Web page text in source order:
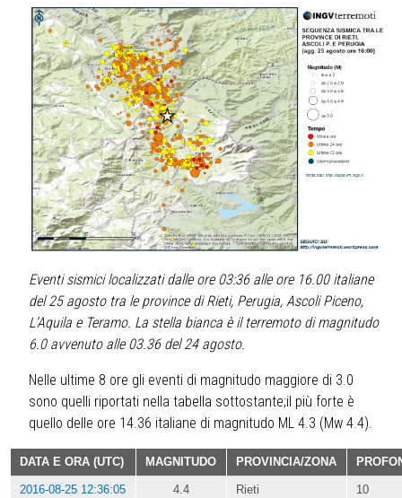
Eventi sismici localizzati dalle ore 03:36 alle ore 16.00 italiane
del 25 agosto tra le province di Rieti, Perugia, Ascoli Piceno,
L’Aquila e Teramo. La stella bianca è il terremoto di magnitudo
6.0 avvenuto alle 03.36 del 24 agosto.
Nelle ultime 8 ore gli eventi di magnitudo maggiore di 3.0
sono quelli riportati nella tabella sottostante;il più forte è
quello delle ore 14.36 italiane di magnitudo ML 4.3 (Mw 4.4).
DATA E ORA (UTC) MAGNITUDO PROVINCIA/ZONA
2016-08-25 12:36:05 4.4 Rieti
10